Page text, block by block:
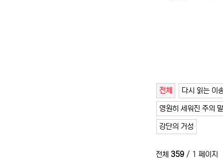
전체 다시 읽는 이
영원히 세워진 주의
강단의 거성
전체 359 / 1 페이지